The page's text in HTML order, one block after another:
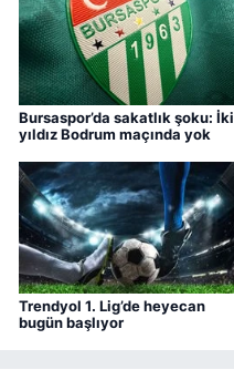
Bursaspor’da sakatlık şoku: İki
yıldız Bodrum maçında yok
Trendyol 1. Lig’de heyecan
bugün başlıyor